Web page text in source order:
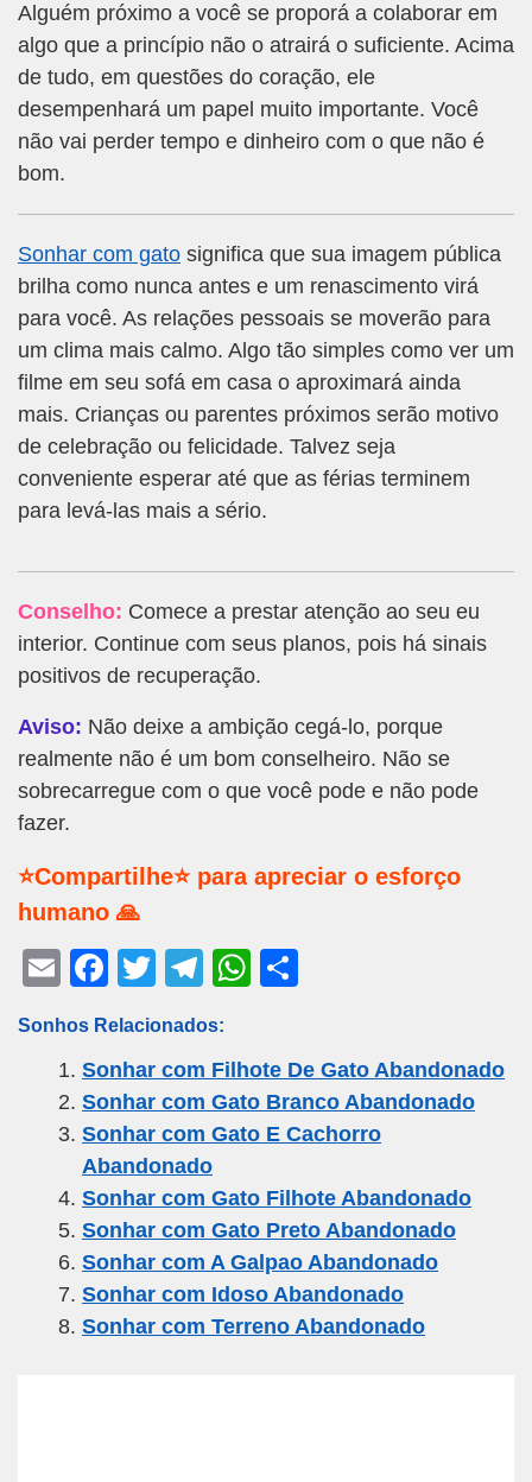
Alguém próximo a você se proporá a colaborar em
algo que a princípio não o atrairá o suficiente. Acima
de tudo, em questões do coração, ele
desempenhará um papel muito importante. Você
não vai perder tempo e dinheiro com o que não é
bom.
Sonhar com gato significa que sua imagem pública
brilha como nunca antes e um renascimento virá
para você. As relações pessoais se moverão para
um clima mais calmo. Algo tão simples como ver um
filme em seu sofá em casa o aproximará ainda
mais. Crianças ou parentes próximos serão motivo
de celebração ou felicidade. Talvez seja
conveniente esperar até que as férias terminem
para levá-las mais a sério.
Conselho: Comece a prestar atenção ao seu eu
interior. Continue com seus planos, pois há sinais
positivos de recuperação.
Aviso: Não deixe a ambição cegá-lo, porque
realmente não é um bom conselheiro. Não se
sobrecarregue com o que você pode e não pode
fazer.
⭐Compartilhe⭐ para apreciar o esforço
humano 🙏
E
ail
F
c
e
b
o
o
k
T
tt
er
T
e
gr
a
m
W
s
A
p
p
e
Sonhos Relacionados:
Sonhar com Filhote De Gato Abandonado
Sonhar com Gato Branco Abandonado
Sonhar com Gato E Cachorro
Abandonado
Sonhar com Gato Filhote Abandonado
Sonhar com Gato Preto Abandonado
Sonhar com A Galpao Abandonado
Sonhar com Idoso Abandonado
Sonhar com Terreno Abandonado